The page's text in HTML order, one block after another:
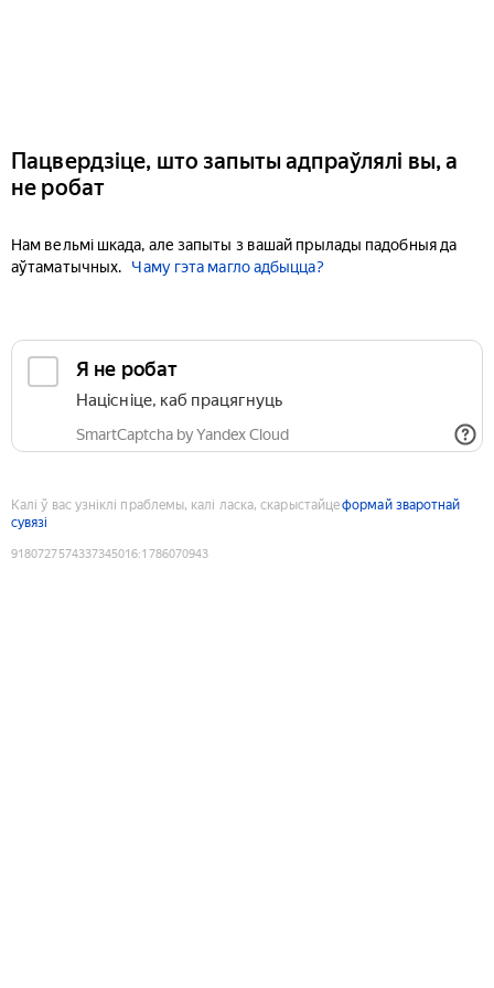
Пацвердзіце, што запыты адпраўлялі вы, а
не робат
Нам вельмі шкада, але запыты з вашай прылады падобныя да
аўтаматычных.
Чаму гэта магло адбыцца?
Я не робат
Націсніце, каб працягнуць
SmartCaptcha by Yandex Cloud
Калі ў вас узніклі праблемы, калі ласка, скарыстайцеформай зваротнай
сувязі
9180727574337345016:1786070943